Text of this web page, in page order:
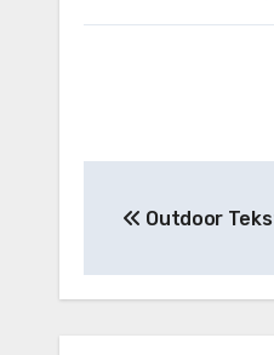
gezinmesi
Outdoor